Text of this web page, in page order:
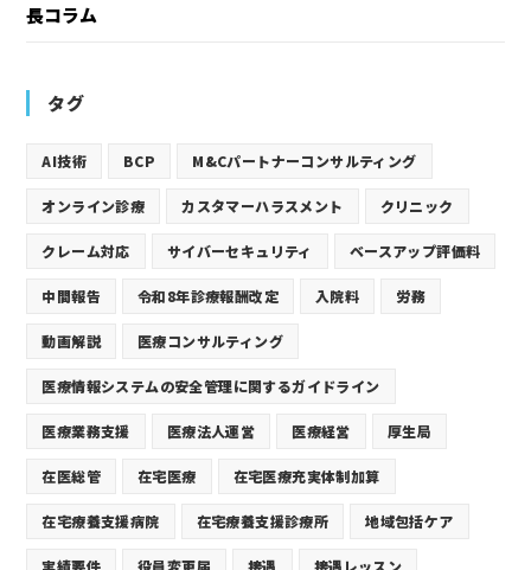
長コラム
タグ
AI技術 BCP M&Cパートナーコンサルティング
オンライン診療 カスタマーハラスメント クリニック
クレーム対応 サイバーセキュリティ ベースアップ評価料
中間報告 令和8年診療報酬改定 入院料 労務
動画解説 医療コンサルティング
医療情報システムの安全管理に関するガイドライン
医療業務支援 医療法人運営 医療経営 厚生局
在医総管 在宅医療 在宅医療充実体制加算
在宅療養支援病院 在宅療養支援診療所 地域包括ケア
実績要件 役員変更届 接遇 接遇レッスン